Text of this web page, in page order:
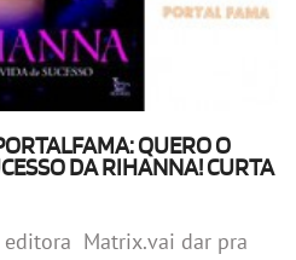
QUERO O
DA RIHANNA! CURTA
editora Matrix.vai dar pra